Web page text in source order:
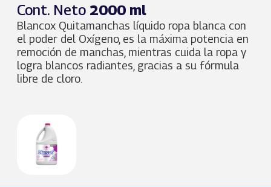
Cont. Neto 2000 ml
Blancox Quitamanchas líquido ropa blanca con
el poder del Oxígeno, es la máxima potencia en
remoción de manchas, mientras cuida la ropa y
logra blancos radiantes, gracias a su fórmula
libre de cloro.